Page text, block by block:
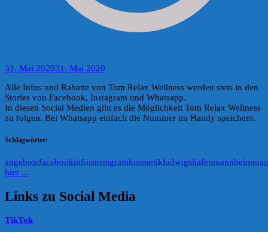
31. Mai 202031. Mai 2020
Alle Infos und Rabatte von Tom Relax Wellness werden stets in den
Stories von Facebook, Instagram und Whatsapp.
In diesen Social Medien gibt es die Möglichkeit Tom Relax Wellness
zu folgen. Bei Whatsapp einfach die Nummer im Handy speichern.
Schlagwörter:
angebotefacebookinfosinstagramkosmetikludwigshafenmannheim
hier ...
Links zu Social Media
TikTok